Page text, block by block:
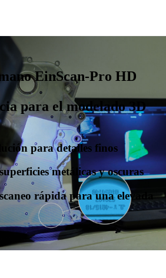
EinScan-Pro HD
para el modelado 3D
para detalles finos
metálicas y oscuras
rápida para una elevada